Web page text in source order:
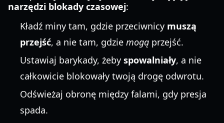
narzędzi blokady czasowej:
Kładź miny tam, gdzie przeciwnicy muszą
przejść, a nie tam, gdzie mogą przejść.
Ustawiaj barykady, żeby spowalniały, a nie
całkowicie blokowały twoją drogę odwrotu.
Odświeżaj obronę między falami, gdy presja
spada.